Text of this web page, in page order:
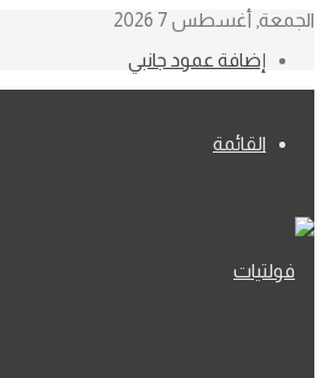
الجمعة, أغسطس 7 2026
إضافة عمود جانبي
القائمة